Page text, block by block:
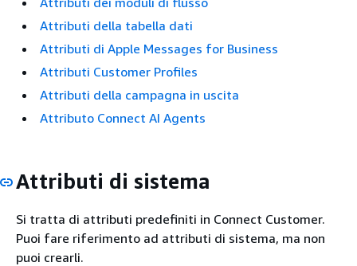
Attributi della tabella dati
Attributi di Apple Messages for Business
Attributi Customer Profiles
Attributi della campagna in uscita
Attributo Connect AI Agents
Attributi di sistema
Si tratta di attributi predefiniti in Connect Customer.
Puoi fare riferimento ad attributi di sistema, ma non
puoi crearli.